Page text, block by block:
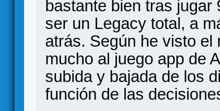
bastante bien tras
ser un Legacy total, a
atrás. Según he visto
mucho al juego app de
subida y bajada de los
función de las